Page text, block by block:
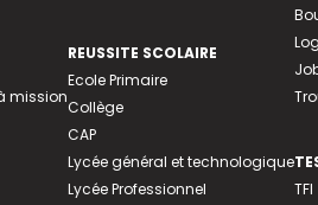
mission
REUSSITE SCOLAIRE
Ecole Primaire
Collège
CAP
Lycée général et technologique
Lycée Professionnel
TFI